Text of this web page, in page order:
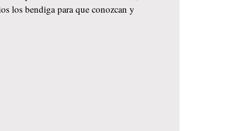
los bendiga para que conozcan y